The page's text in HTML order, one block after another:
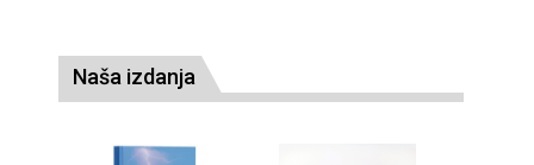
Naša izdanja